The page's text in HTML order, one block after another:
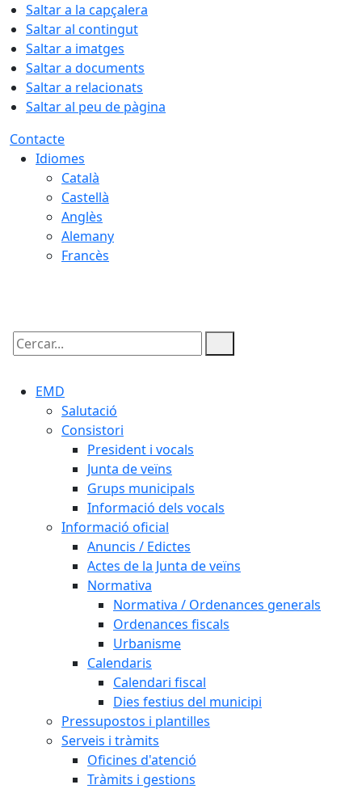
Saltar a la capçalera
Saltar al contingut
Saltar a imatges
Saltar a documents
Saltar a relacionats
Saltar al peu de pàgina
Contacte
Idiomes
Català
Castellà
Anglès
Alemany
Francès
Cercar:
EMD
Salutació
Consistori
President i vocals
Junta de veïns
Grups municipals
Informació dels vocals
Informació oficial
Anuncis / Edictes
Actes de la Junta de veïns
Normativa
Normativa / Ordenances generals
Ordenances fiscals
Urbanisme
Calendaris
Calendari fiscal
Dies festius del municipi
Pressupostos i plantilles
Serveis i tràmits
Oficines d'atenció
Tràmits i gestions